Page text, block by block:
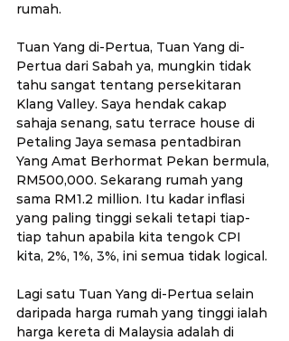
rumah.
Tuan Yang di-Pertua, Tuan Yang di-
Pertua dari Sabah ya, mungkin tidak
tahu sangat tentang persekitaran
Klang Valley. Saya hendak cakap
sahaja senang, satu terrace house di
Petaling Jaya semasa pentadbiran
Yang Amat Berhormat Pekan bermula,
RM500,000. Sekarang rumah yang
sama RM1.2 million. Itu kadar inflasi
yang paling tinggi sekali tetapi tiap-
tiap tahun apabila kita tengok CPI
kita, 2%, 1%, 3%, ini semua tidak logical.
Lagi satu Tuan Yang di-Pertua selain
daripada harga rumah yang tinggi ialah
harga kereta di Malaysia adalah di